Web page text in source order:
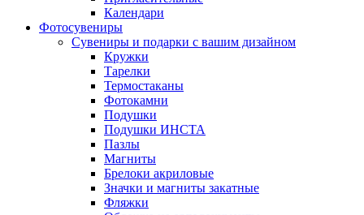
Календари
Фотосувениры
Сувениры и подарки с вашим дизайном
Кружки
Тарелки
Термостаканы
Фотокамни
Подушки
Подушки ИНСТА
Пазлы
Магниты
Брелоки акриловые
Значки и магниты закатные
Фляжки